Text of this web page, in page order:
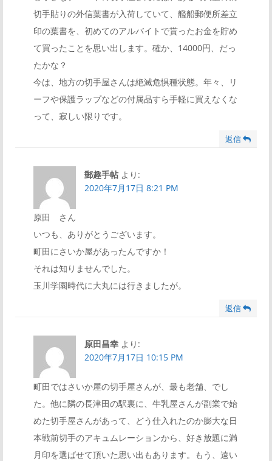
切手貼りの外信葉書が入荷していて、艦船郵便所差立
印の葉書を、初めてのアルバイトで貰ったお金を貯め
て買ったことを思い出します。確か、14000円、だっ
たかな？
今は、地方の切手屋さんは絶滅危惧種状態。年々、リ
ーフや保護ラップなどの付属品すら手軽に買えなくな
って、寂しい限りです。
返信
郵趣手帖 より:
2020年7月17日 8:21 PM
原田 さん
いつも、ありがとうございます。
町田にさいか屋があったんですか！
それは知りませんでした。
玉川学園時代に大丸には行きましたが。
返信
原田昌幸 より:
2020年7月17日 10:15 PM
町田ではさいか屋の切手屋さんが、最も老舗、でし
た。他に隣の長津田の駅裏に、牛乳屋さんが副業で始
めた切手屋さんがあって、どう仕入れたのか膨大な日
本戦前切手のアキュムレーションから、好き放題に満
月印を選ばせて頂いた思い出もあります。もう、遠い